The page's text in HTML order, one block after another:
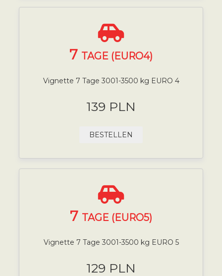
7 TAGE (EURO4)
Vignette 7 Tage 3001-3500 kg EURO 4
139 PLN
BESTELLEN
7 TAGE (EURO5)
Vignette 7 Tage 3001-3500 kg EURO 5
129 PLN